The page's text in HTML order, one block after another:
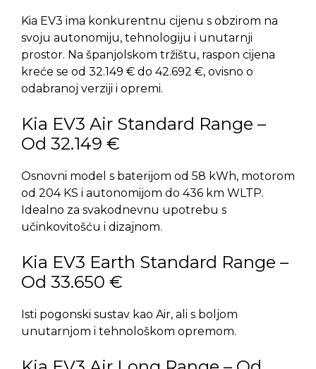
Kia EV3 ima konkurentnu cijenu s obzirom na
svoju autonomiju, tehnologiju i unutarnji
prostor. Na španjolskom tržištu, raspon cijena
kreće se od 32.149 € do 42.692 €, ovisno o
odabranoj verziji i opremi.
Kia EV3 Air Standard Range –
Od 32.149 €
Osnovni model s baterijom od 58 kWh, motorom
od 204 KS i autonomijom do 436 km WLTP.
Idealno za svakodnevnu upotrebu s
učinkovitošću i dizajnom.
Kia EV3 Earth Standard Range –
Od 33.650 €
Isti pogonski sustav kao Air, ali s boljom
unutarnjom i tehnološkom opremom.